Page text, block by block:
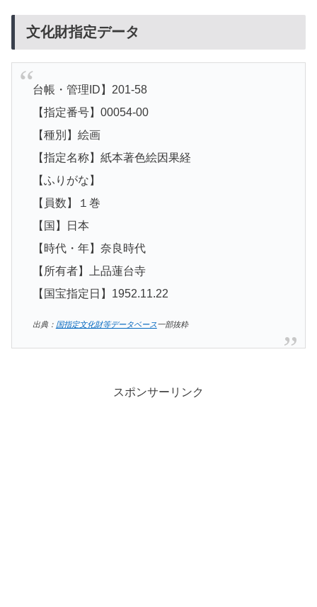
文化財指定データ
台帳・管理ID】201-58
【指定番号】00054-00
【種別】絵画
【指定名称】紙本著色絵因果経
【ふりがな】
【員数】１巻
【国】日本
【時代・年】奈良時代
【所有者】上品蓮台寺
【国宝指定日】1952.11.22
出典： 国指定文化財等データベース一部抜粋
スポンサーリンク